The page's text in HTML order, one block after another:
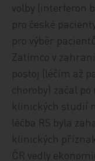
volby (interferon
pro české
pro výběr
Zatímco v
postoj (léčím až
choroby) začal
klinických studií
léčba RS byla
klinických
ČR vedly